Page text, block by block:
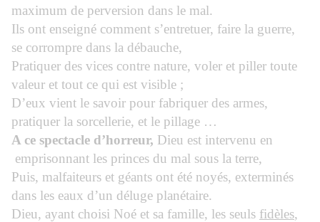
maximum de perversion dans le mal.
Ils ont enseigné comment s’entretuer, faire la guerre,
se corrompre dans la débauche,
Pratiquer des vices contre nature, voler et piller toute
valeur et tout ce qui est visible ;
D’eux vient le savoir pour fabriquer des armes,
pratiquer la sorcellerie, et le pillage …
A ce spectacle d’horreur, Dieu est intervenu en
emprisonnant les princes du mal sous la terre,
Puis, malfaiteurs et géants ont été noyés, exterminés
dans les eaux d’un déluge planétaire.
Dieu, ayant choisi Noé et sa famille, les seuls fidèles,